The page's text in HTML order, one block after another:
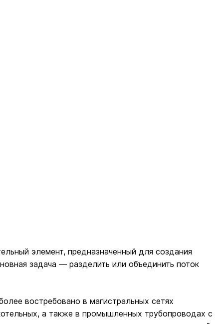
элемент, предназначенный для создания
задача — разделить или объединить поток
востребовано в магистральных сетях
а также в промышленных трубопроводах с